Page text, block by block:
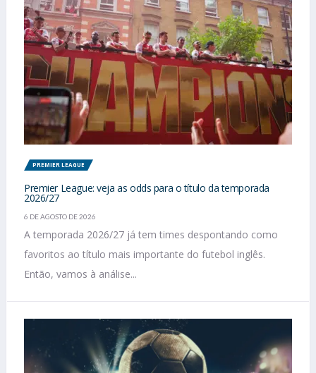
PREMIER LEAGUE
Premier League: veja as odds para o título da temporada
2026/27
6 DE AGOSTO DE 2026
A temporada 2026/27 já tem times despontando como
favoritos ao título mais importante do futebol inglês.
Então, vamos à análise...